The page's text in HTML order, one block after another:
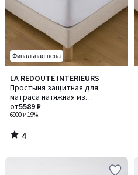
Финальная цена
LA REDOUTE INTERIEURS
Простыня защитная для
матраса натяжная из
эластичной микрофибры
6900 ₽-19%
от5589 ₽
4
/
5
4
/